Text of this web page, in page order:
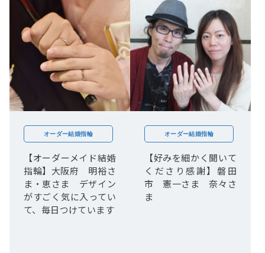
オーダー結婚指輪
【オーダーメイド結婚
指輪】大阪府 明裕さ
ま・恵さま デザイン
がすごく気に入ってい
て、毎日つけています
オーダー結婚指輪
【好みを細かく聞いて
くださり感謝】磐田
市 憲一さま 奈々さ
ま